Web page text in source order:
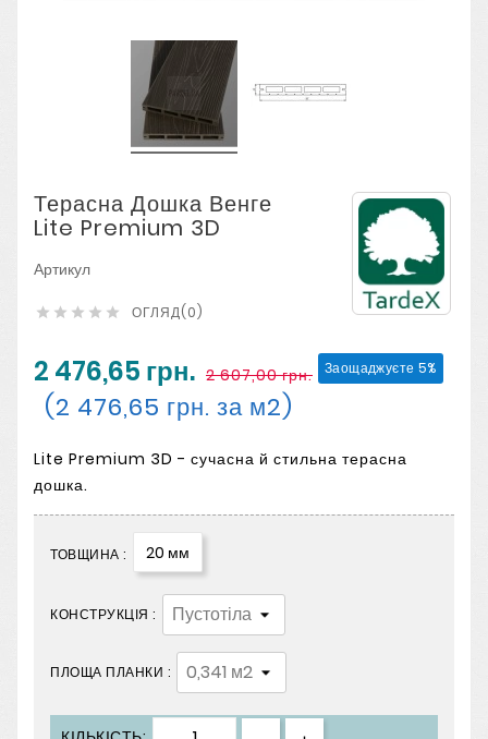
Терасна Дошка Венге
Lite Premium 3D
Артикул
     ОГЛЯД(0)
2 476,65 грн. 2 607,00 грн. Заощаджуєте 5%
(2 476,65 грн. за м2)
Lite Premium 3D - сучасна й стильна терасна
дошка.
ТОВЩИНА : 20 мм
КОНСТРУКЦІЯ :
ПЛОЩА ПЛАНКИ :